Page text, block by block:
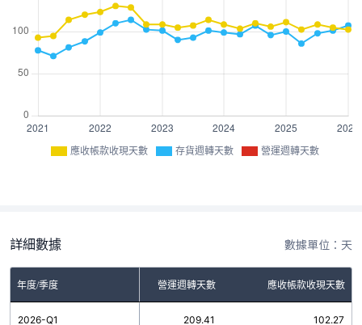
應收帳款收現天數 存貨週轉天數 營運週轉天數
詳細數據 數據單位：天
年度/季度
存貨週轉天數 營運週轉天數 應收帳款收現天數
2026-Q1 209.41 102.27